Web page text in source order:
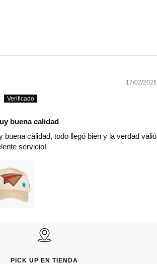
17/02/2026
buena calidad
buena calidad, todo llegó bien y la verdad valió
servicio!
PICK UP EN TIENDA